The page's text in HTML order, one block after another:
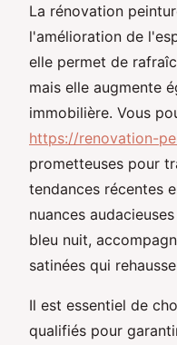
La rénovation
l'amélioration de
elle permet de
mais elle augmente
immobilière. Vous
https://renovation-
prometteuses pour
tendances récentes
nuances
bleu nuit,
satinées qui
Il est essentiel de
qualifiés pour